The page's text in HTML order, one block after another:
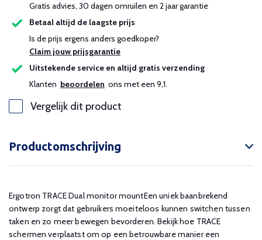
Gratis advies, 30 dagen omruilen en 2 jaar garantie
Betaal altijd de laagste prijs
Is de prijs ergens anders goedkoper?
Claim jouw prijsgarantie
Uitstekende service en altijd gratis verzending
Klanten beoordelen ons met een 9,1.
Vergelijk dit product
Productomschrijving
Ergotron TRACE Dual monitor mountEen uniek baanbrekend
ontwerp zorgt dat gebruikers moeiteloos kunnen switchen tussen
taken en zo meer bewegen bevorderen. Bekijk hoe TRACE
schermen verplaatst om op een betrouwbare manier een